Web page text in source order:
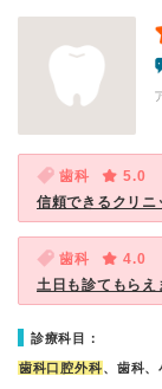
歯科
5.0
信頼できるクリニ
歯科
4.0
土日も診てもらえ
診療科目：
歯科口腔外科、歯科